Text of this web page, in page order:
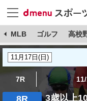
MLB ゴルフ 高校
7R
8R 3歳以上